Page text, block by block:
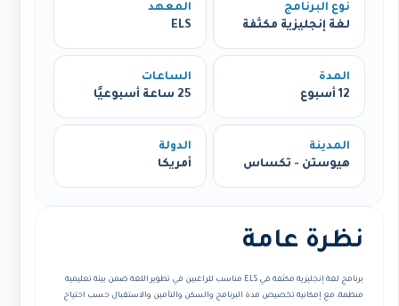
نوع البرنامج
لغة إنجليزية مكثفة
المعهد
ELS
المدة
12 أسبوع
الساعات
25 ساعة أسبوعيًا
المدينة
هيوستن - تكساس
الدولة
أمريكا
نظرة عامة
برنامج لغة إنجليزية مكثفة في ELS مناسب للراغبين في تطوير اللغة ضمن بيئة تعليمية
منظمة، مع إمكانية تخصيص مدة البرنامج والسكن والتأمين والاستقبال حسب احتياج